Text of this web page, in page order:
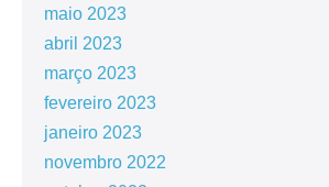
maio 2023
abril 2023
março 2023
fevereiro 2023
janeiro 2023
novembro 2022